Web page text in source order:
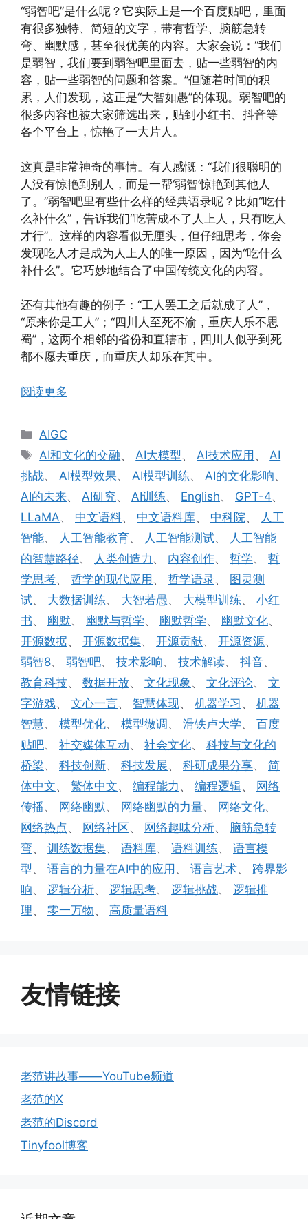
“弱智吧”是什么呢？它实际上是一个百度贴吧，里面
有很多独特、简短的文字，带有哲学、脑筋急转
弯、幽默感，甚至很优美的内容。大家会说：“我们
是弱智，我们要到弱智吧里面去，贴一些弱智的内
容，贴一些弱智的问题和答案。”但随着时间的积
累，人们发现，这正是“大智如愚”的体现。弱智吧的
很多内容也被大家筛选出来，贴到小红书、抖音等
各个平台上，惊艳了一大片人。
这真是非常神奇的事情。有人感慨：“我们很聪明的
人没有惊艳到别人，而是一帮‘弱智’惊艳到其他人
了。”弱智吧里有些什么样的经典语录呢？比如“吃什
么补什么”，告诉我们“吃苦成不了人上人，只有吃人
才行”。这样的内容看似无厘头，但仔细思考，你会
发现吃人才是成为人上人的唯一原因，因为“吃什么
补什么”。它巧妙地结合了中国传统文化的内容。
还有其他有趣的例子：“工人罢工之后就成了人”，
“原来你是工人”；“四川人至死不渝，重庆人乐不思
蜀”，这两个相邻的省份和直辖市，四川人似乎到死
都不愿去重庆，而重庆人却乐在其中。
阅读更多
分
类
AIGC
标
签
AI和文化的交融、 AI大模型、 AI技术应用 、 AI
挑战、 AI模型效果、 AI模型训练、 AI的文化影响、
AI的未来、 AI研究、 AI训练、 English、 GPT-4、
LLaMA、 中文语料、 中文语料库、 中科院、
人工
智能、 人工智能教育、 人工智能测试、
人工智能
的智慧路径、 人类创造力 、 内容创作、 哲学、 哲
学思考、 哲学的现代应用 、 哲学语录、 图灵测
试、 大数据训练、 大智若愚、 大模型训练、 小红
书、 幽默、 幽默与哲学、 幽默哲学、 幽默文化、
开源数据、 开源数据集、 开源贡献、 开源资源、
弱智8、 弱智吧、 技术影响、 技术解读、 抖音、
教育科技、 数据开放、 文化现象 、 文化评论、 文
字游戏、 文心一言、 智慧体现、 机器学习 、 机器
智慧、 模型优化、 模型微调、 滑铁卢大学、 百度
贴吧、 社交媒体互动、 社会文化、 科技与文化的
桥梁、 科技创新、 科技发展、 科研成果分享、 简
体中文、 繁体中文、 编程能力 、 编程逻辑、 网络
传播、 网络幽默、 网络幽默的力量、 网络文化、
网络热点、 网络社区、 网络趣味分析、 脑筋急转
弯、 训练数据集、 语料库、 语料训练、 语言模
型、 语言的力量在AI中的应用 、 语言艺术、 跨界影
响、 逻辑分析、 逻辑思考、 逻辑挑战、 逻辑推
理、 零一万物、 高质量语料
友情链接
老范讲故事——YouTube频道
老范的X
老范的Discord
Tinyfool博客